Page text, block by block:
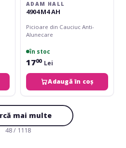
ADAM HALL
4904 M4 AH
Picioare din Cauciuc Anti-
Alunecare
în stoc
1700 Lei
Adaugă în coș
mai multe
48 / 1118